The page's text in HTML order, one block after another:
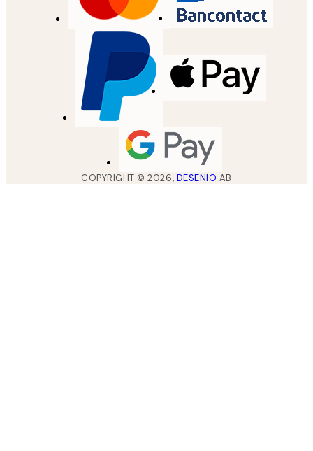
COPYRIGHT ©2026, DESENIO AB